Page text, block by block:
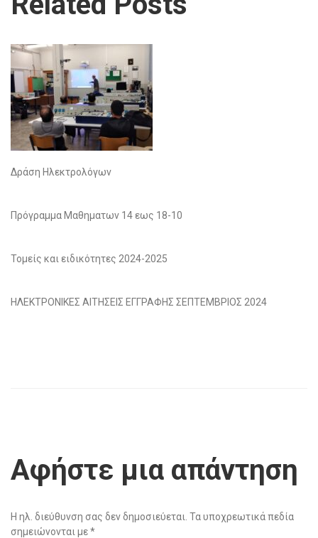
Δράση Ηλεκτρολόγων
Πρόγραμμα Μαθηματων 14 εως 18-10
Τομείς και ειδικότητες 2024-2025
ΗΛΕΚΤΡΟΝΙΚΕΣ ΑΙΤΗΣΕΙΣ ΕΓΓΡΑΦΗΣ ΣΕΠΤΕΜΒΡΙΟΣ 2024
Αφήστε μια απάντηση
Η ηλ. διεύθυνση σας δεν δημοσιεύεται. Τα υποχρεωτικά πεδία
σημειώνονται με*